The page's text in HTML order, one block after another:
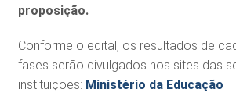
proposição.
Conforme o edital, os resultados de
fases serão divulgados nos sites das
instituições: Ministério da Educação